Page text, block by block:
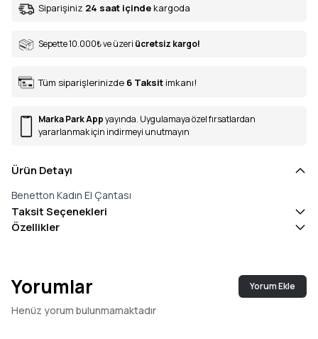
Siparişiniz 24 saat içinde kargoda
Sepette 10.000₺ve üzeri ücretsiz kargo!
Tüm siparişlerinizde 6 Taksit imkanı!
Marka Park Appyayında. Uygulamaya özel fırsatlardan
yararlanmak için indirmeyi unutmayın
Ürün Detayı
Benetton Kadın El Çantası
Taksit Seçenekleri
Özellikler
Yorumlar Yorum Ekle
Henüz yorum bulunmamaktadır